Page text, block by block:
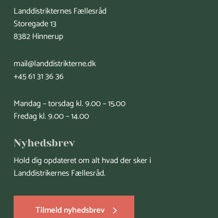
b
o
k
e
n
Landdistrikternes Fællesråd
Storegade 13
8382 Hinnerup
mail@landdistrikterne.dk
+45 61 31 36 36
Mandag – torsdag kl. 9.00 – 15.00
Fredag kl. 9.00–14.00
Nyhedsbrev
Hold dig opdateret om alt hvad der sker i
Landdistrikernes Fællesråd.
Tilmeld nyhedsbrev